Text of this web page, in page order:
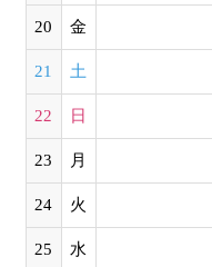
20 金
21 土
22 日
23 月
24 火
25 水